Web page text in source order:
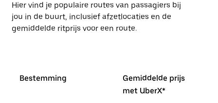
agenda
te
sluiten.
Hier vind je populaire routes van passagiers bij
jou in de buurt, inclusief afzetlocaties en de
gemiddelde ritprijs voor een route.
Bestemming
Gemiddelde prijs
met UberX*